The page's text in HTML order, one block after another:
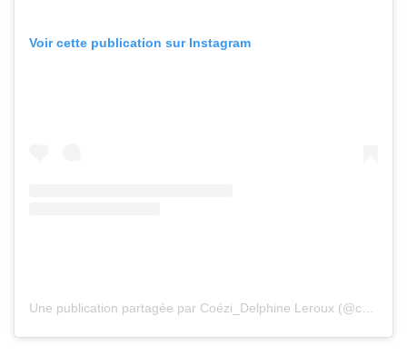
Voir cette publication sur Instagram